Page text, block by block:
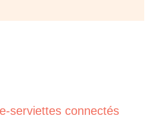
serviettes connectés